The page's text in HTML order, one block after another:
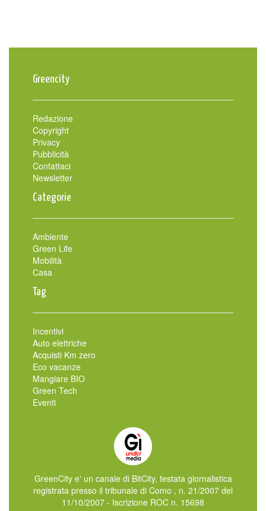
Greencity
Redazione
Copyright
Privacy
Pubblicità
Contattaci
Newsletter
Categorie
Ambiente
Green Life
Mobilità
Casa
Tag
Incentivi
Auto elettriche
Acquisti Km zero
Eco vacanze
Mangiare BIO
Green Tech
Eventi
GreenCity e' un canale di BitCity, testata giornalistica
registrata presso il tribunale di Como , n. 21/2007 del
11/10/2007 - Iscrizione ROC n. 15698